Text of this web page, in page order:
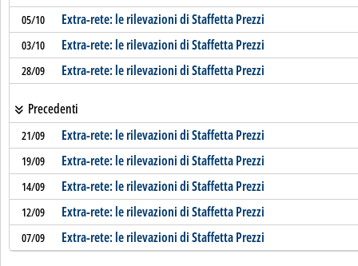
05/10 Extra-rete: le rilevazioni di Staffetta Prezzi
03/10 Extra-rete: le rilevazioni di Staffetta Prezzi
28/09 Extra-rete: le rilevazioni di Staffetta Prezzi
Precedenti
21/09 Extra-rete: le rilevazioni di Staffetta Prezzi
19/09 Extra-rete: le rilevazioni di Staffetta Prezzi
14/09 Extra-rete: le rilevazioni di Staffetta Prezzi
12/09 Extra-rete: le rilevazioni di Staffetta Prezzi
07/09 Extra-rete: le rilevazioni di Staffetta Prezzi